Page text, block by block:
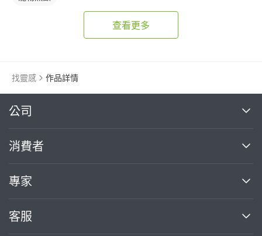
查看更多
找靈感 作品詳情
公司
關於我們
部落格
加入我們
消費者
買服務
熱門服務
專家
案件中心
客服
繼續完成